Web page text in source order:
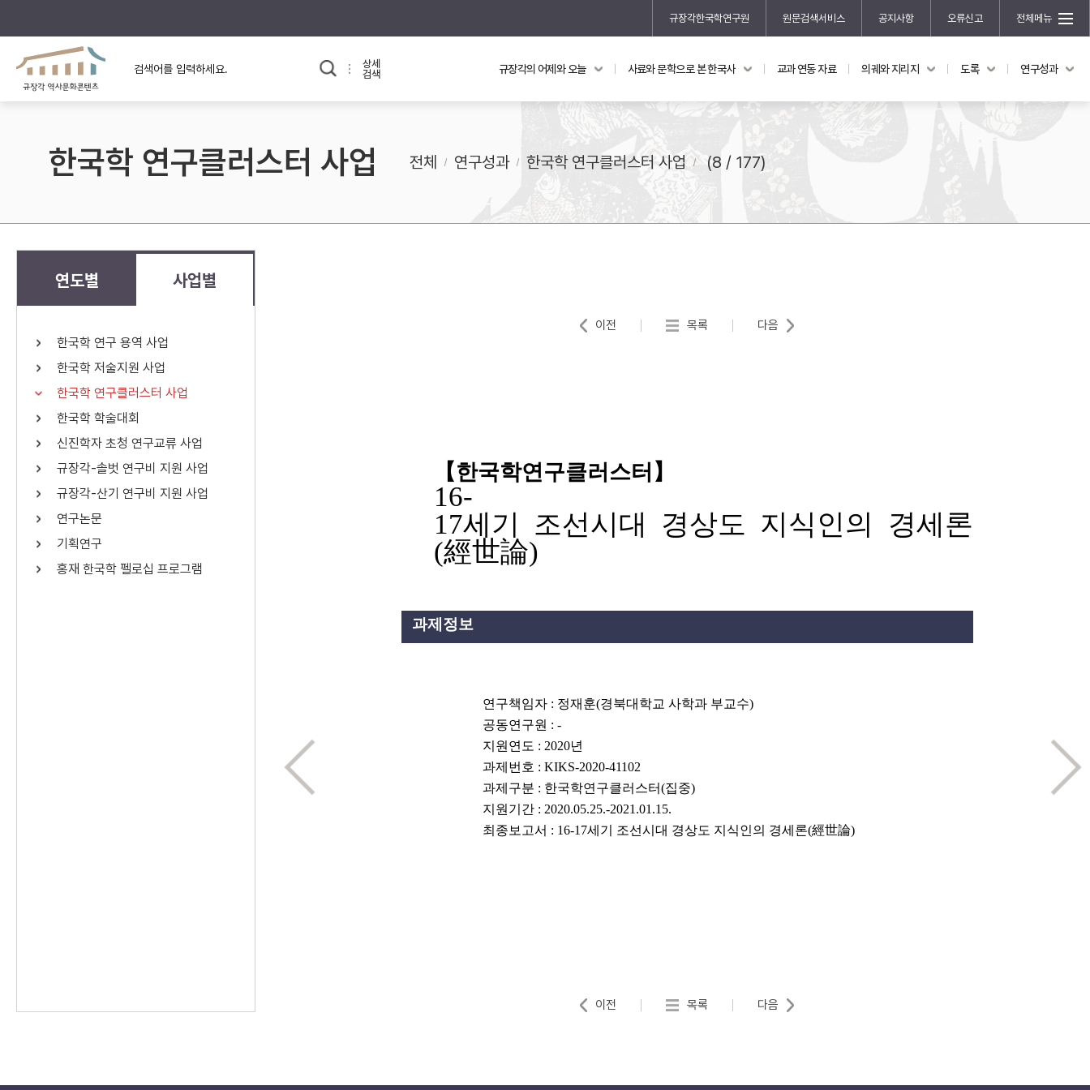
규장각한국학연구원 원문검색서비스 공지사항 오류신고 전체메뉴
규장각의 어제와 오늘
규장각 소개영상
사료와 문학으로 본
고대
고려
조선 후기
근대
교과 연동 자료 의궤와 지리지
지리지 이야기
도록
규장각 소장품 해설
연구성과
신진학자 초청 연구교류 사업
상세
검색
검색 연산자 사용안내
연산자
AND
OR 정조 OR 정약용
“정조”가 나온 후 “정약용”이 나오지 않는 자
규장각의 어제와 오늘 사료와 문학으로 본 한국사 교과 연동 자료 의궤와 지리지 도록 연구성과
한국학 연구클러스터 사업 전체 연구성과 한국학 연구클러스터 사업 (8 / 177)
연도별 사업별
한국학 연구 용역 사업
한국학 저술지원 사업
한국학 연구클러스터 사업
한국학 학술대회
신진학자 초청 연구교류 사업
규장각-솔벗 연구비 지원 사업
규장각-산기 연구비 지원 사업
연구논문
기획연구
홍재 한국학 펠로십 프로그램
이전 목록 다음
【한국학연구클러스터 】
16-
17세기 조선시대 경상도 지식인의 경세론
(經世論)
과제정보
연구책임자 : 정재훈(경북대학교 사학과 부교수)
공동연구원 : -
지원연도 : 2020년
과제번호 : KIKS-2020-41102
과제구분 : 한국학연구클러스터(집중)
지원기간 : 2020.05.25.-2021.01.15.
최종보고서 : 16-17세기 조선시대 경상도 지식인의 경세론(經世論)
이전 목록 다음